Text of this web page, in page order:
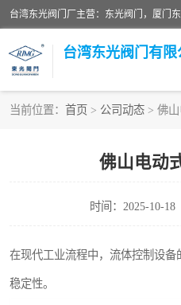
台湾东光阀门厂主营：东光阀门，厦门
台湾东光阀门有限
当前位置： 首页 > 公司动态 > 佛
佛山电动
时间：2025-10-18
在现代工业流程中，流体控制设
稳定性。
东光升杆式闸阀
台湾东光水利控制阀